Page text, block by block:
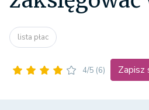
lista płac
4/5 (6)